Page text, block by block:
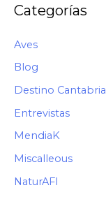
Categorías
Aves
Blog
Destino Cantabria
Entrevistas
MendiaK
Miscalleous
NaturAFI